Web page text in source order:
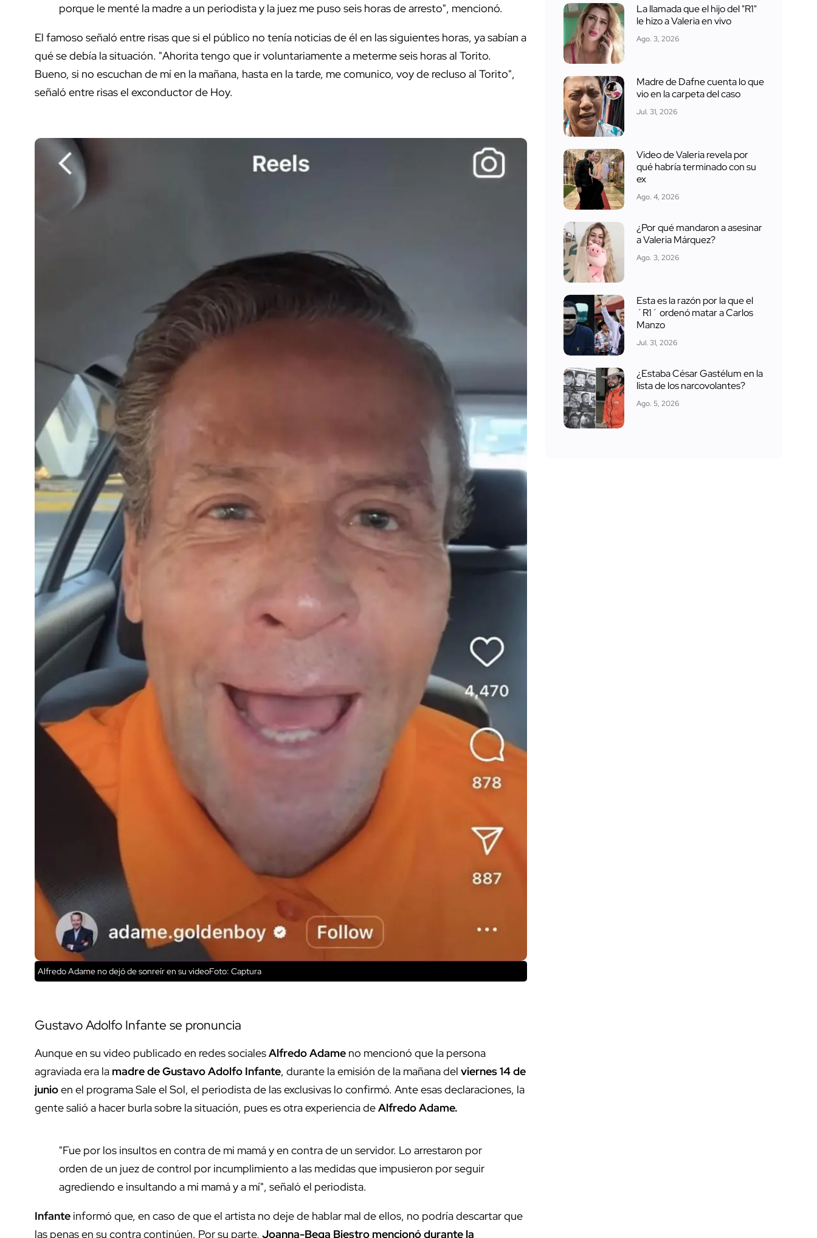
porque le menté la madre a un periodista y la juez me puso seis horas de arresto", mencionó.
El famoso señaló entre risas que si el público no tenía noticias de él en las siguientes horas, ya sabían a
qué se debía la situación. "Ahorita tengo que ir voluntariamente a meterme seis horas al Torito.
Bueno, si no escuchan de mí en la mañana, hasta en la tarde, me comunico, voy de recluso al Torito",
señaló entre risas el exconductor de Hoy.
Alfredo Adame no dejó de sonreír en su videoFoto: Captura
Gustavo Adolfo Infante se pronuncia
Aunque en su video publicado en redes socialesAlfredo Adame no mencionó que la persona
agraviada era la madre de Gustavo Adolfo Infante, durante la emisión de la mañana del viernes 14 de
junioen el programa Sale el Sol, el periodista de las exclusivas lo confirmó. Ante esas declaraciones, la
gente salió a hacer burla sobre la situación, pues es otra experiencia deAlfredo Adame.
"Fue por los insultos en contra de mi mamá y en contra de un servidor. Lo arrestaron por
orden de un juez de control por incumplimiento a las medidas que impusieron por seguir
agrediendo e insultando a mi mamá y a mí", señaló el periodista.
Infante informó que, en caso de que el artista no deje de hablar mal de ellos, no podría descartar que
las penas en su contra continúen. Por su parte, Joanna-Bega Biestro mencionó durante la
La llamada que el hijo del "R1"
le hizo a Valeria en vivo
Ago. 3, 2026
Madre de Dafne cuenta lo que
vio en la carpeta del caso
Jul. 31, 2026
Video de Valeria revela por
qué habría terminado con su
ex
Ago. 4, 2026
¿Por qué mandaron a asesinar
a Valeria Márquez?
Ago. 3, 2026
Esta es la razón por la que el
´R1´ ordenó matar a Carlos
Manzo
Jul. 31, 2026
¿Estaba César Gastélum en la
lista de los narcovolantes?
Ago. 5, 2026